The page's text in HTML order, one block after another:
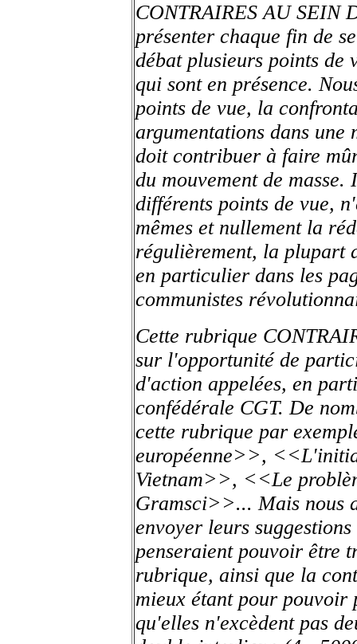
CONTRAIRES AU SEIN
présenter chaque fin de
débat plusieurs points de
qui sont en présence.
points de vue, la
argumentations dans
doit contribuer à faire
du mouvement de
différents points de vue,
mêmes et nullement la
régulièrement, la plupart
en particulier dans les
communistes
Cette rubrique
sur l'opportunité de
d'action appelées, en
confédérale CGT. De
cette rubrique par
européenne>>,
Vietnam>>, <<Le
Gramsci>>... Mais nous
envoyer leurs
penseraient pouvoir être
rubrique, ainsi que la
mieux étant pour
qu'elles n'excèdent pas